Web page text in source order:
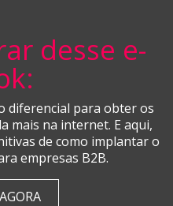
desse e-
diferencial para obter os
mais na internet. E aqui,
de como implantar o
empresas B2B.